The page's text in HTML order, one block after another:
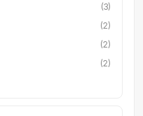
(3)
(2)
(2)
(2)